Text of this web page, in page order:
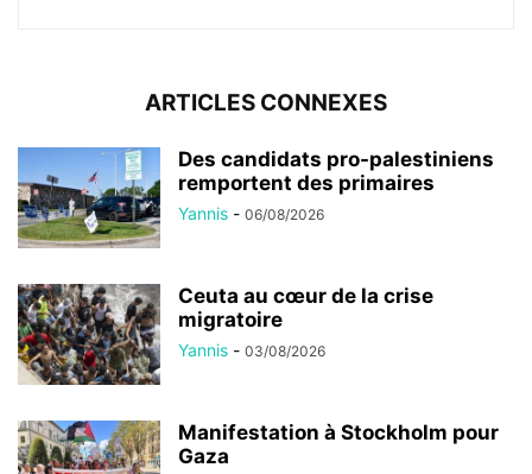
ARTICLES CONNEXES
Des candidats pro-palestiniens
remportent des primaires
Yannis - 06/08/2026
Ceuta au cœur de la crise
migratoire
Yannis - 03/08/2026
Manifestation à Stockholm pour
Gaza